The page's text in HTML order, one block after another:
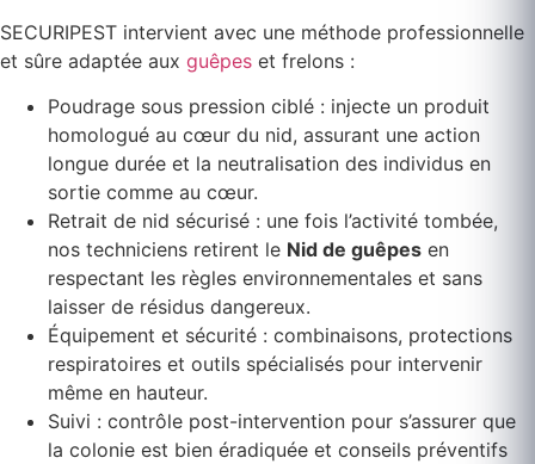
SECURIPEST intervient avec une méthode professionnelle
et sûre adaptée aux guêpes et frelons :
Poudrage sous pression ciblé : injecte un produit
homologué au cœur du nid, assurant une action
longue durée et la neutralisation des individus en
sortie comme au cœur.
Retrait de nid sécurisé : une fois l’activité tombée,
nos techniciens retirent le Nid de guêpes en
respectant les règles environnementales et sans
laisser de résidus dangereux.
Équipement et sécurité : combinaisons, protections
respiratoires et outils spécialisés pour intervenir
même en hauteur.
Suivi : contrôle post-intervention pour s’assurer que
la colonie est bien éradiquée et conseils préventifs